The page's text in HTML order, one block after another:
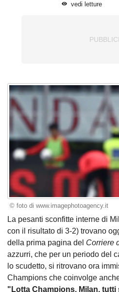
vedi letture
© foto di www.imagephotoagency.it
La pesanti sconfitte interne di
con il risultato di 3-2) trovano
della prima pagina del Corriere
azzurri, che per un periodo del
lo scudetto, si ritrovano ora
Champions che coinvolge
"Lotta Champions. Milan,